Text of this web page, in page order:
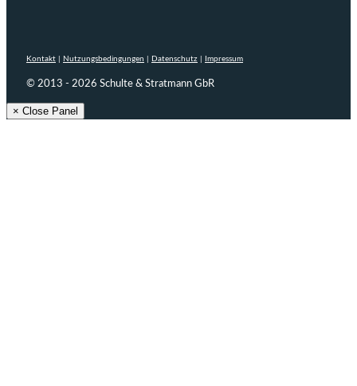
Kontakt Nutzungsbedingungen Datenschutz Impressum
© 2013 - 2026 Schulte & Stratmann GbR
× Close Panel